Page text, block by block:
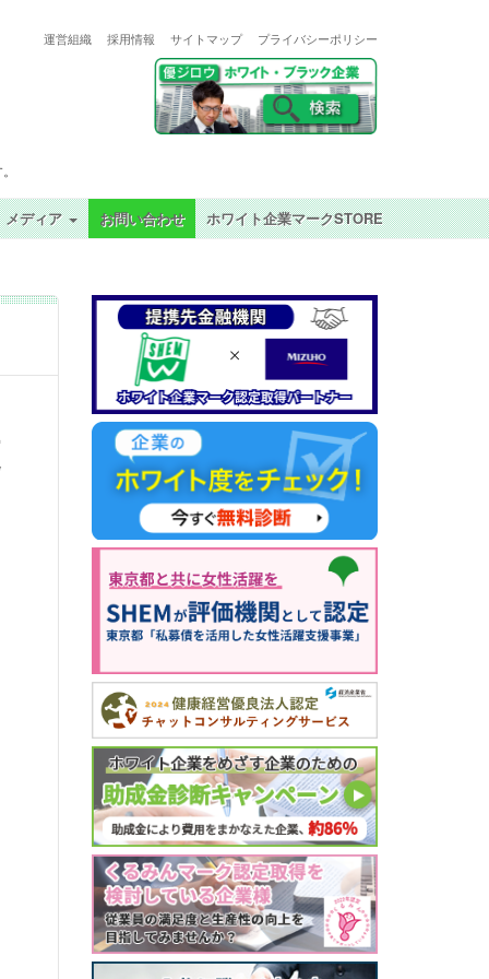
運営組織 採用情報 サイトマップ プライバシーポリシー
メディア お問い合わせ ホワイト企業マークSTORE